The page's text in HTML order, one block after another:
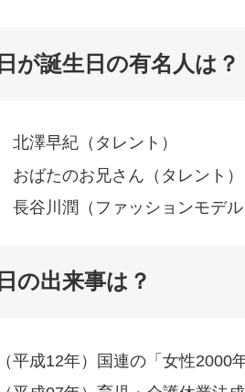
が誕生日の有名人は？
澤早紀（タレント）
ばたのお兄さん（タレント）
谷川潤（ファッションモデル
の出来事は？
平成12年）国連の「女性2000